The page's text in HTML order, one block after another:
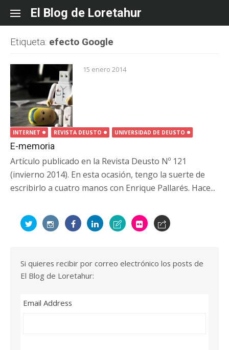
content
El Blog de Loretahur
Etiqueta: efecto Google
15 enero 2014
INTERNET REVISTA DEUSTO UNIVERSIDAD DE DEUSTO
E-memoria
Artículo publicado en la Revista Deusto Nº 121
(invierno 2014). En esta ocasión, tengo la suerte de
escribirlo a cuatro manos con Enrique Pallarés. Hace...
Si quieres recibir por correo electrónico los posts de
El Blog de Loretahur:
Email Address